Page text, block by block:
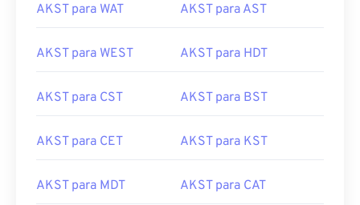
AKST para WAT AKST para AST
AKST para WEST AKST para HDT
AKST para CST AKST para BST
AKST para CET AKST para KST
AKST para MDT AKST para CAT